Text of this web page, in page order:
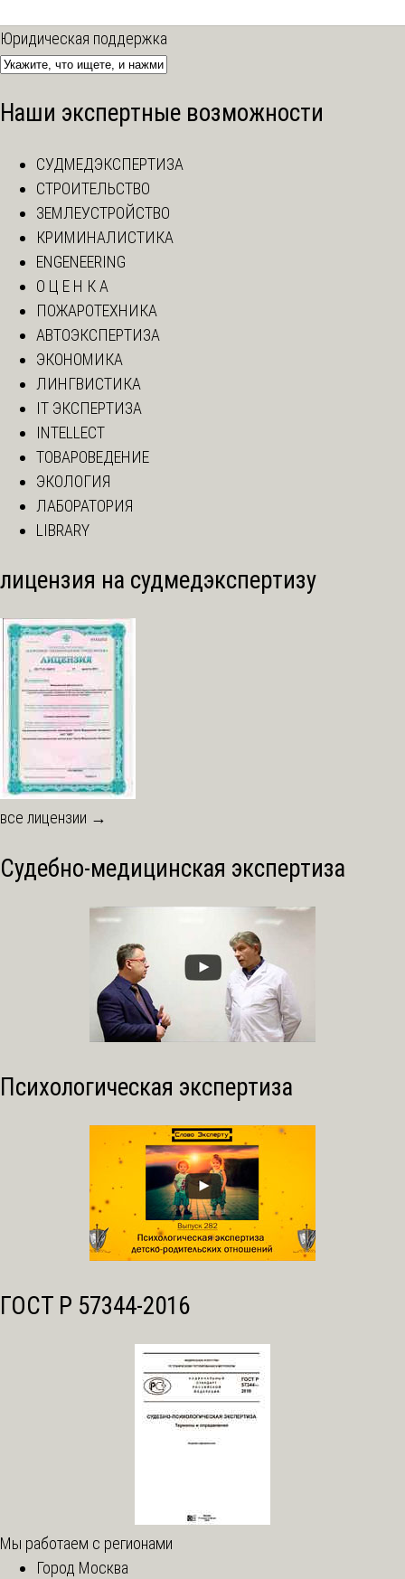
Юридическая поддержка
Наши экспертные возможности
СУДМЕДЭКСПЕРТИЗА
СТРОИТЕЛЬСТВО
ЗЕМЛЕУСТРОЙСТВО
КРИМИНАЛИСТИКА
ENGENEERING
О Ц Е Н К А
ПОЖАРОТЕХНИКА
АВТОЭКСПЕРТИЗА
ЭКОНОМИКА
ЛИНГВИСТИКА
IT ЭКСПЕРТИЗА
INTELLECT
ТОВАРОВЕДЕНИЕ
ЭКОЛОГИЯ
ЛАБОРАТОРИЯ
LIBRARY
лицензия на судмедэкспертизу
все лицензии →
Судебно-медицинская экспертиза
Психологическая экспертиза
ГОСТ Р 57344-2016
Мы работаем с регионами
Город Москва